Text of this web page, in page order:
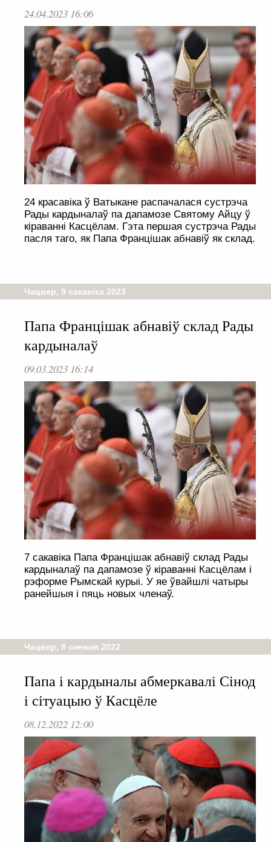
24.04.2023 16:06
24 красавіка ў Ватыкане распачалася сустрэча
Рады кардыналаў па дапамозе Святому Айцу ў
кіраванні Касцёлам. Гэта першая сустрэча Рады
пасля таго, як Папа Францішак абнавіў як склад.
Чацвер, 9 сакавіка 2023
Папа Францішак абнавіў склад Рады
кардыналаў
09.03.2023 16:14
7 сакавіка Папа Францішак абнавіў склад Рады
кардыналаў па дапамозе ў кіраванні Касцёлам і
рэформе Рымскай курыі. У яе ўвайшлі чатыры
ранейшыя і пяць новых членаў.
Чацвер, 8 снежня 2022
Папа і кардыналы абмеркавалі Сінод
і сітуацыю ў Касцёле
08.12.2022 12:00